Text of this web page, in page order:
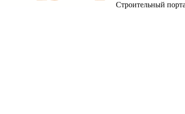
Строительный